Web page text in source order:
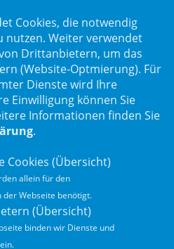
Cookies, die notwendig
nutzen. Weiter verwendet
Drittanbietern, um das
(Website-Optmierung). Für
Dienste wird Ihre
Einwilligung können Sie
Informationen finden Sie
.
Cookies (Übersicht)
allein für den
Webseite benötigt.
(Übersicht)
binden wir Dienste und